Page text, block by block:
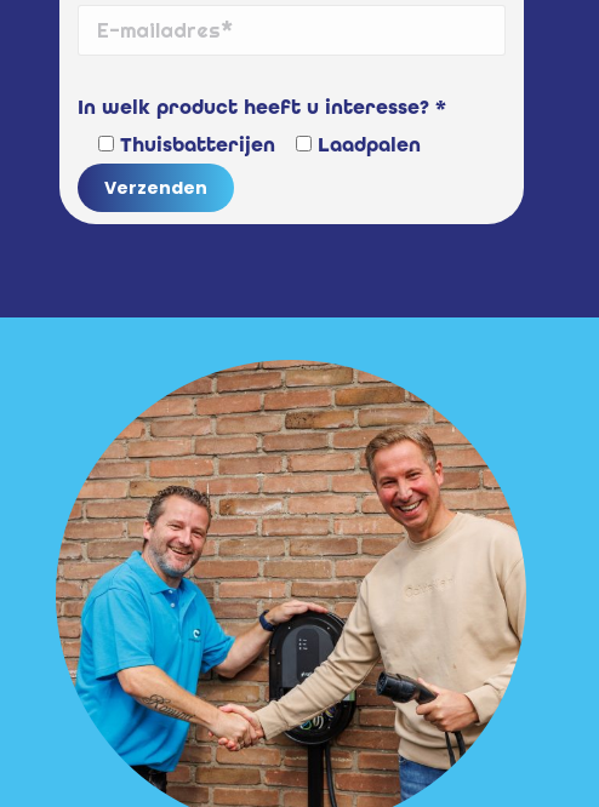
In welk product heeft u interesse? *
Thuisbatterijen
Laadpalen